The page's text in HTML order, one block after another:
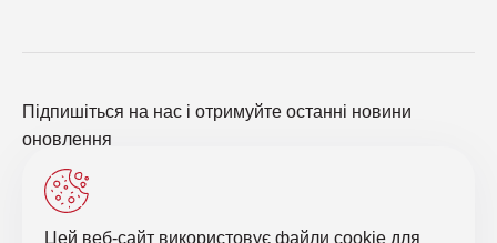
Підпишіться на нас і отримуйте останні новини
оновлення
Цей веб-сайт використовує файли cookie для